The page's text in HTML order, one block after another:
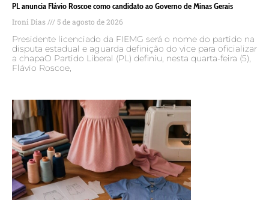
PL anuncia Flávio Roscoe como candidato ao Governo de Minas Gerais
Ironi Dias 5 de agosto de 2026
Presidente licenciado da FIEMG será o nome do partido na
disputa estadual e aguarda definição do vice para oficializar
a chapaO Partido Liberal (PL) definiu, nesta quarta-feira (5),
Flávio Roscoe,